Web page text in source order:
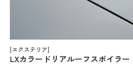
[エクステリア]
LXカラードリアルーフスポイラー